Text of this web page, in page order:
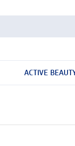
ACTIVE